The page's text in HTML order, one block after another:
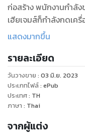
ก่อสร้าง พนักงานกำลั
เฮียเจมส์ก็กำลังกดเค
คำนวณเงินค่าใช้จ่ายต่า
วัน ลูกน้องเกือบยี่สิบค
ขะมักเขม้นวุ่นวายตาม
ทำงานร้านนี้ เพราะเฮี
ผมเองก็เช่นกันที่อยากเ
ผมเดินเข้ามาสมัครงาน
หน้าเฮียเจมส์ที่กำลังวุ่
มาสอบถามแล้วขอเอกส
แสดงมากขึ้น
รายละเอียด
วันวางขาย : 03 มิ.ย. 2023
ประเภทไฟล์: ePub
ประเทศ: TH
ภาษา : Thai
จากผู้แต่ง